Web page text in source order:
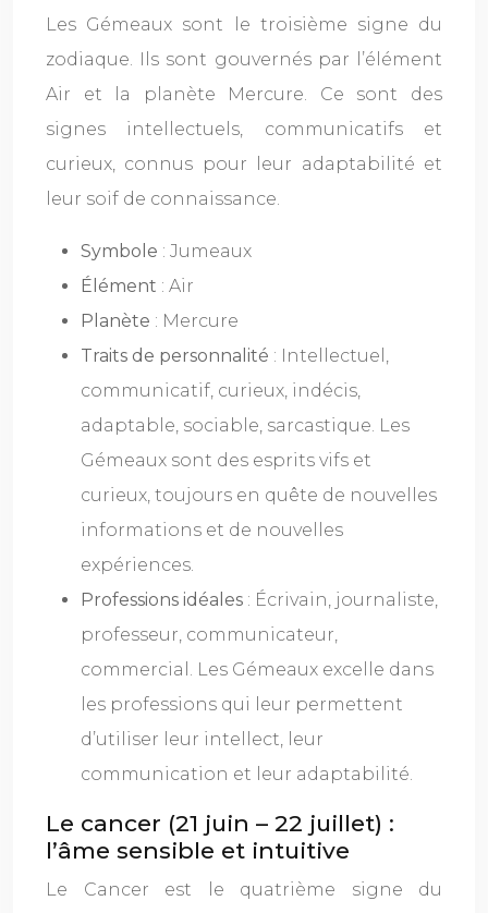
Les Gémeaux sont le troisième signe du
zodiaque. Ils sont gouvernés par l’élément
Air et la planète Mercure. Ce sont des
signes intellectuels, communicatifs et
curieux, connus pour leur adaptabilité et
leur soif de connaissance.
Symbole : Jumeaux
Élément : Air
Planète : Mercure
Traits de personnalité : Intellectuel,
communicatif, curieux, indécis,
adaptable, sociable, sarcastique. Les
Gémeaux sont des esprits vifs et
curieux, toujours en quête de nouvelles
informations et de nouvelles
expériences.
Professions idéales : Écrivain, journaliste,
professeur, communicateur,
commercial. Les Gémeaux excelle dans
les professions qui leur permettent
d’utiliser leur intellect, leur
communication et leur adaptabilité.
Le cancer (21 juin – 22 juillet) :
l’âme sensible et intuitive
Le Cancer est le quatrième signe du